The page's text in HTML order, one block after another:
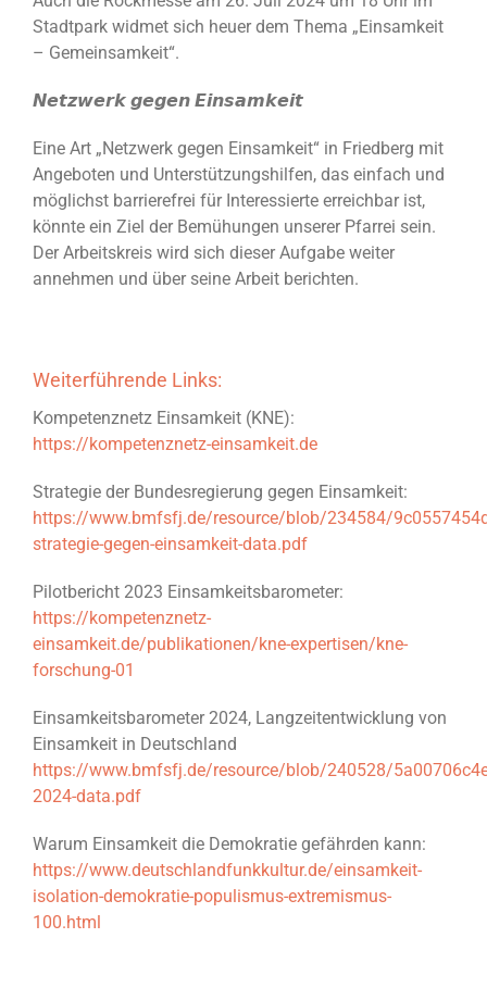
Stadtpark widmet sich heuer dem Thema „Einsamkeit
– Gemeinsamkeit“.
𝙉𝙚𝙩𝙯𝙬𝙚𝙧𝙠 𝙜𝙚𝙜𝙚𝙣 𝙀𝙞𝙣𝙨𝙖𝙢𝙠𝙚𝙞𝙩
Eine Art „Netzwerk gegen Einsamkeit“ in Friedberg mit
Angeboten und Unterstützungshilfen, das einfach und
möglichst barrierefrei für Interessierte erreichbar ist,
könnte ein Ziel der Bemühungen unserer Pfarrei sein.
Der Arbeitskreis wird sich dieser Aufgabe weiter
annehmen und über seine Arbeit berichten.
Weiterführende Links:
Kompetenznetz Einsamkeit (KNE):
https://kompetenznetz-einsamkeit.de
Strategie der Bundesregierung gegen Einsamkeit:
https://www.bmfsfj.de/resource/blob/234584/
strategie-gegen-einsamkeit-data.pdf
Pilotbericht 2023 Einsamkeitsbarometer:
https://kompetenznetz-
einsamkeit.de/publikationen/kne-expertisen/kne-
forschung-01
Einsamkeitsbarometer 2024, Langzeitentwicklung von
Einsamkeit in Deutschland
https://www.bmfsfj.de/resource/blob/240528/
2024-data.pdf
Warum Einsamkeit die Demokratie gefährden kann:
https://www.deutschlandfunkkultur.de/einsamkeit-
isolation-demokratie-populismus-extremismus-
100.html